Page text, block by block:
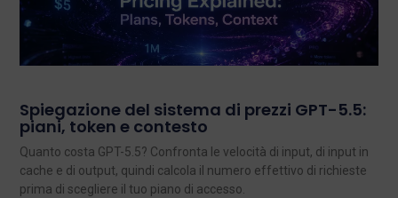
Spiegazione del sistema di prezzi GPT-5.5:
piani, token e contesto
Quanto costa GPT-5.5? Confronta le velocità di input, di input in
cache e di output, quindi calcola il numero effettivo di richieste
prima di scegliere il tuo piano di accesso.